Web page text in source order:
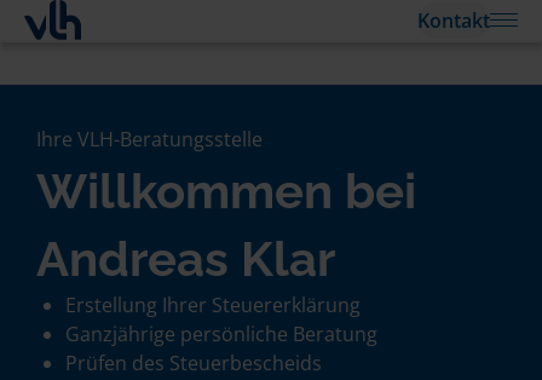
Kontakt
Ihre VLH-Beratungsstelle
Willkommen bei
Andreas Klar
Erstellung Ihrer Steuererklärung
Ganzjährige persönliche Beratung
Prüfen des Steuerbescheids